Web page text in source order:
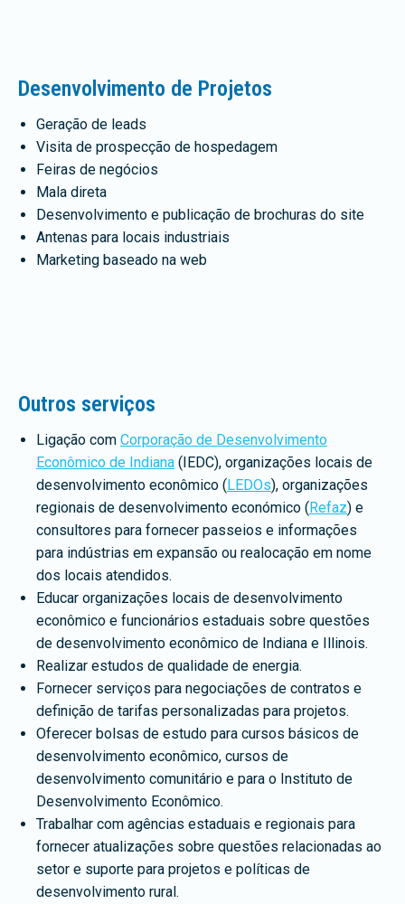
Desenvolvimento de Projetos
Geração de leads
Visita de prospecção de hospedagem
Feiras de negócios
Mala direta
Desenvolvimento e publicação de brochuras do site
Antenas para locais industriais
Marketing baseado na web
Outros serviços
Ligação com Corporação de Desenvolvimento
Econômico de Indiana (IEDC), organizações locais de
desenvolvimento econômico (LEDOs), organizações
regionais de desenvolvimento económico (Refaz) e
consultores para fornecer passeios e informações
para indústrias em expansão ou realocação em nome
dos locais atendidos.
Educar organizações locais de desenvolvimento
econômico e funcionários estaduais sobre questões
de desenvolvimento econômico de Indiana e Illinois.
Realizar estudos de qualidade de energia.
Fornecer serviços para negociações de contratos e
definição de tarifas personalizadas para projetos.
Oferecer bolsas de estudo para cursos básicos de
desenvolvimento econômico, cursos de
desenvolvimento comunitário e para o Instituto de
Desenvolvimento Econômico.
Trabalhar com agências estaduais e regionais para
fornecer atualizações sobre questões relacionadas ao
setor e suporte para projetos e políticas de
desenvolvimento rural.